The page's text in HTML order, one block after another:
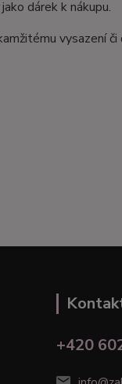
dárek k nákupu.
vysazení
+420